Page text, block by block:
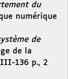
du
numérique
de
de la
136 p., 2